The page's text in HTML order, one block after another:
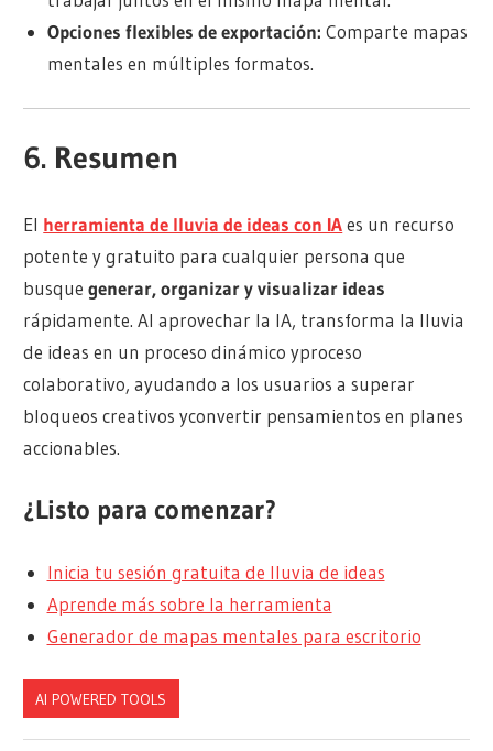
Opciones flexibles de exportación: Comparte mapas
mentales en múltiples formatos.
6. Resumen
El herramienta de lluvia de ideas con IAes un recurso
potente y gratuito para cualquier persona que
busquegenerar, organizar y visualizar ideas
rápidamente. Al aprovechar la IA, transforma la lluvia
de ideas en un proceso dinámico yproceso
colaborativo, ayudando a los usuarios a superar
bloqueos creativos yconvertir pensamientos en planes
accionables.
¿Listo para comenzar?
Inicia tu sesión gratuita de lluvia de ideas
Aprende más sobre la herramienta
Generador de mapas mentales para escritorio
AI POWERED TOOLS